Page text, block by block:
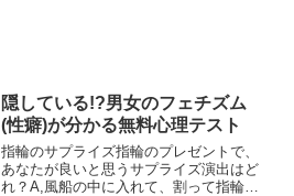
隠している!?男女のフェチズム
(性癖)が分かる無料心理テスト
指輪のサプライズ指輪のプレゼントで、
あなたが良いと思うサプライズ演出はど
れ？A,風船の中に入れて、割って指輪を